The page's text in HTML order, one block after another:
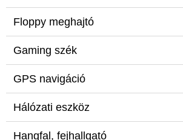
Floppy meghajtó
Gaming szék
GPS navigáció
Hálózati eszköz
Hangfal, fejhallgató